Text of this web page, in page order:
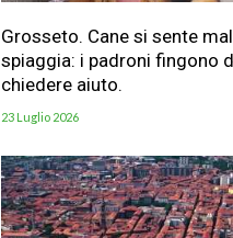
Grosseto. Cane si sente
spiaggia: i padroni fingono
chiedere aiuto.
23 Luglio 2026